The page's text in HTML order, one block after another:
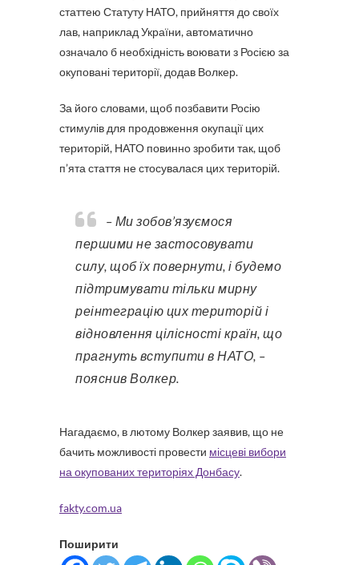
статтею Статуту НАТО, прийняття до своїх
лав, наприклад України, автоматично
означало б необхідність воювати з Росією за
окуповані території, додав Волкер.
За його словами, щоб позбавити Росію
стимулів для продовження окупації цих
територій, НАТО повинно зробити так, щоб
п’ята стаття не стосувалася цих територій.
– Ми зобов’язуємося
першими не застосовувати
силу, щоб їх повернути, і будемо
підтримувати тільки мирну
реінтеграцію цих територій і
відновлення цілісності країн, що
прагнуть вступити в НАТО, –
пояснив Волкер.
Нагадаємо, в лютому Волкер заявив, що не
бачить можливості провести місцеві вибори
на окупованих територіях Донбасу.
fakty.com.ua
Поширити